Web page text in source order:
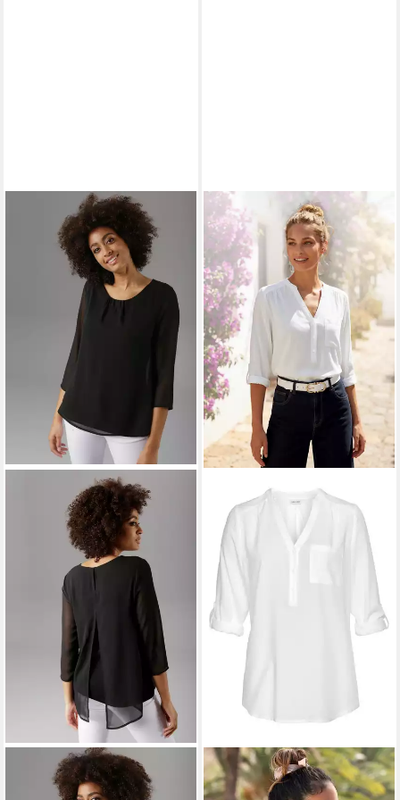
ANISTON SELECTED
Schlupfbluse mit
LASCANASchlupfbluse mit
3/4-Ärmeln und Knopfleiste,